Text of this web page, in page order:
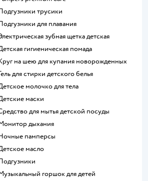
подгузники трусики
подгузники для плавания
электрическая зубная щетка детская
детская гигиеническая помада
круг на шею для купания новорожденных
гель для стирки детского белья
детское молочко для тела
детские маски
средство для мытья детской посуды
монитор дыхания
ночные памперсы
детское масло
подгузники
музыкальный горшок для детей